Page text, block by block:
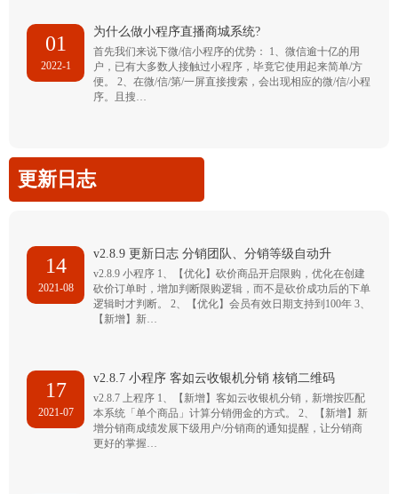
01
2022-1
为什么做小程序直播商城系统?
首先我们来说下微/信小程序的优势： 1、微信逾十亿的用
户，已有大多数人接触过小程序，毕竟它使用起来简单/方
便。 2、在微/信/第/一屏直接搜索，会出现相应的微/信/小程
序。且搜…
更新日志
14
2021-08
v2.8.9 更新日志 分销团队、分销等级自动升
v2.8.9 小程序 1、【优化】砍价商品开启限购，优化在创建
砍价订单时，增加判断限购逻辑，而不是砍价成功后的下单
逻辑时才判断。 2、【优化】会员有效日期支持到100年 3、
【新增】新…
17
2021-07
v2.8.7 小程序 客如云收银机分销 核销二维码
v2.8.7 上程序 1、【新增】客如云收银机分销，新增按匹配
本系统「单个商品」计算分销佣金的方式。 2、【新增】新
增分销商成绩发展下级用户/分销商的通知提醒，让分销商
更好的掌握…